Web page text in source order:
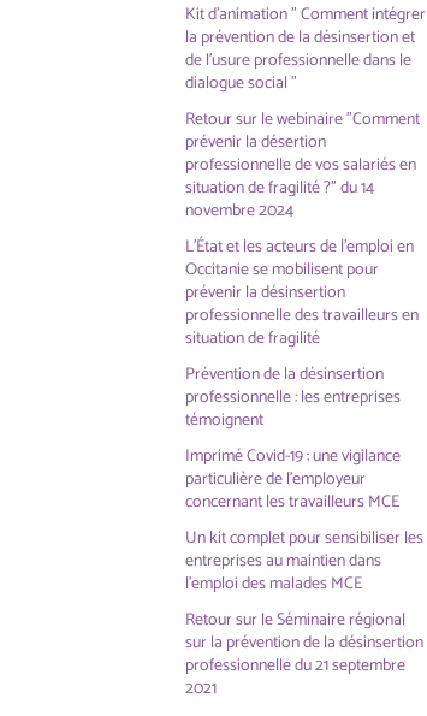
Kit d'animation " Comment intégrer
la prévention de la désinsertion et
de l'usure professionnelle dans le
dialogue social "
Retour sur le webinaire "Comment
prévenir la désertion
professionnelle de vos salariés en
situation de fragilité ?" du 14
novembre 2024
L'État et les acteurs de l'emploi en
Occitanie se mobilisent pour
prévenir la désinsertion
professionnelle des travailleurs en
situation de fragilité
Prévention de la désinsertion
professionnelle : les entreprises
témoignent
Imprimé Covid-19 : une vigilance
particulière de l'employeur
concernant les travailleurs MCE
Un kit complet pour sensibiliser les
entreprises au maintien dans
l'emploi des malades MCE
Retour sur le Séminaire régional
sur la prévention de la désinsertion
professionnelle du 21 septembre
2021